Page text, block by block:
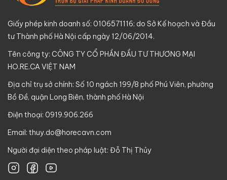
Giấy phép kinh doanh số: 0106571116; do Sở Kế hoạch và Đầu
tư Thành phố Hà Nội cấp ngày 12/06/2014.
Tên công ty: CÔNG TY CỔ PHẦN ĐẦU TƯ THƯƠNG MẠI
HO.RE.CA VIỆT NAM
Địa chỉ trụ sở chính: Số 10 ngách 199/8 phố Phú Viên, phường
Bồ Đề, quận Long Biên, thành phố Hà Nội
Điện thoại: 0919.906.266
Email: thuy.do@horecavn.com
Người đại diện theo pháp luật: Đỗ Thị Thủy